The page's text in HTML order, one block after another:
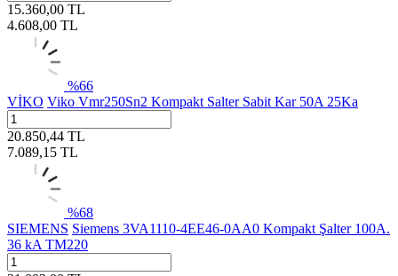
15.360,00 TL
4.608,00 TL
%66
VİKO Viko Vmr250Sn2 Kompakt Salter Sabit Kar 50A 25Ka
20.850,44 TL
7.089,15 TL
%68
SIEMENS Siemens 3VA1110-4EE46-0AA0 Kompakt Şalter 100A.
36 kA TM220